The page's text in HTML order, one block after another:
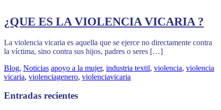
¿QUE ES LA VIOLENCIA VICARIA ?
La violencia vicaria es aquella que se ejerce no directamente contra
la víctima, sino contra sus hijos, padres o seres […]
Blog, Noticias apoyo a la mujer, industria textil, violencia, violencia
vicaria, violenciagenero, violenciavicaria
Entradas recientes